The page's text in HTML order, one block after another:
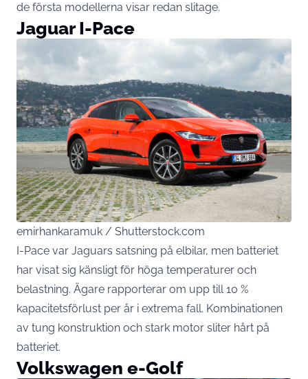
de första modellerna visar redan slitage.
Jaguar I-Pace
emirhankaramuk / Shutterstock.com
I-Pace var Jaguars satsning på elbilar, men batteriet
har visat sig känsligt för höga temperaturer och
belastning. Ägare rapporterar om upp till 10 %
kapacitetsförlust per år i extrema fall. Kombinationen
av tung konstruktion och stark motor sliter hårt på
batteriet.
Volkswagen e-Golf